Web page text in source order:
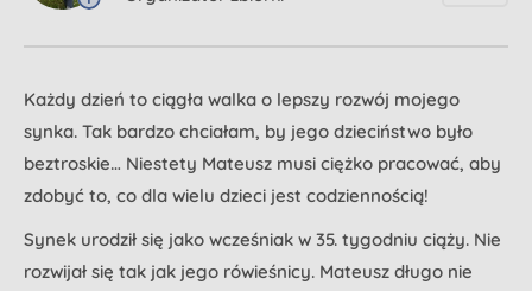
Każdy dzień to ciągła walka o lepszy rozwój mojego
synka. Tak bardzo chciałam, by jego dzieciństwo było
beztroskie… Niestety Mateusz musi ciężko pracować, aby
zdobyć to, co dla wielu dzieci jest codziennością!
Synek urodził się jako wcześniak w 35. tygodniu ciąży. Nie
rozwijał się tak jak jego rówieśnicy. Mateusz długo nie